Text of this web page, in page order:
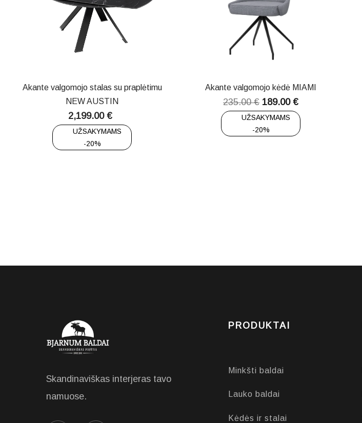
Akante valgomojo stalas su praplėtimu
NEW AUSTIN
2,199.00 €
UŽSAKYMAMS
-20%
Akante valgomojo kėdė MIAMI
235.00€ 189.00 €
UŽSAKYMAMS
-20%
Skandinaviškas interjeras tavo
namuose.
PRODUKTAI
Minkšti baldai
Lauko baldai
Kėdės ir stalai